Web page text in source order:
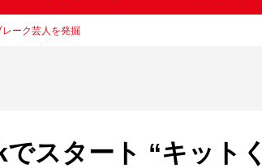
レーク芸人を発掘
スタート “キット